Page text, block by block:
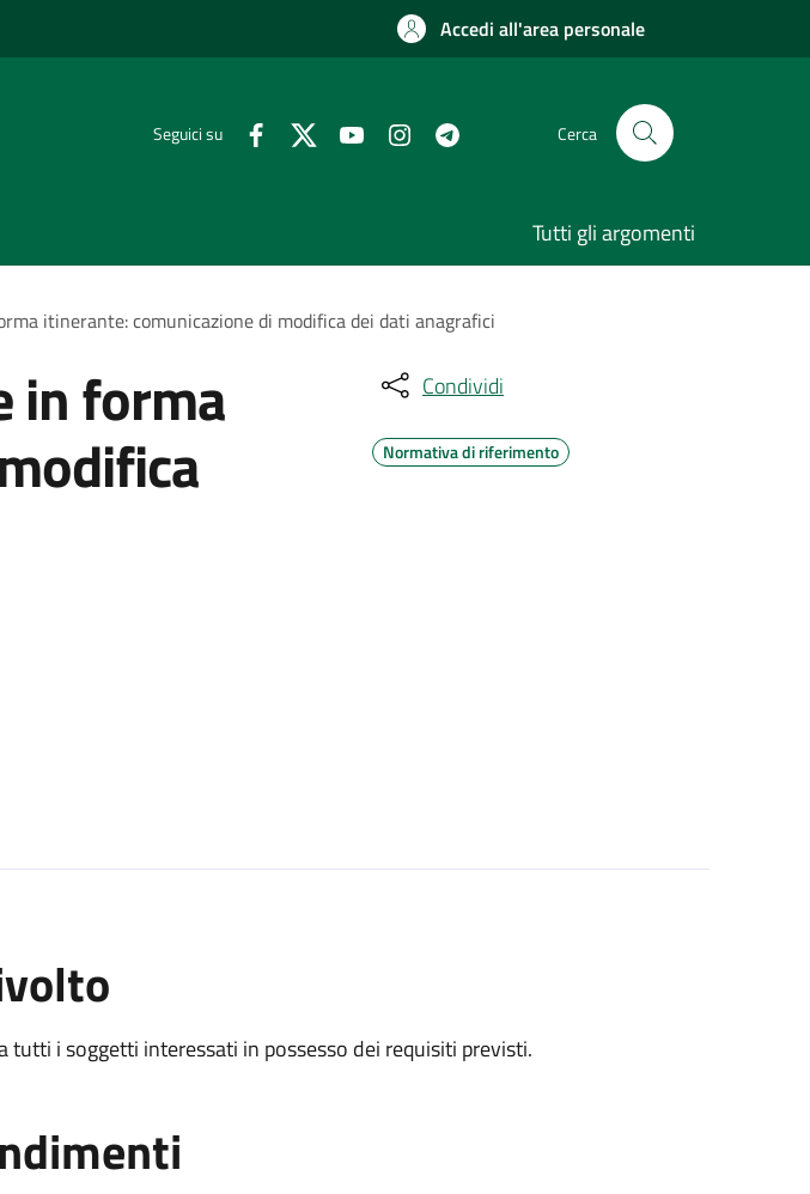
Accedi all'area personale
Seguici su Cerca
Tutti gli argomenti
itinerante: comunicazione di modifica dei dati anagrafici
in forma Condividi
Normativa di riferimento
tutti i soggetti interessati in possesso dei requisiti previsti.